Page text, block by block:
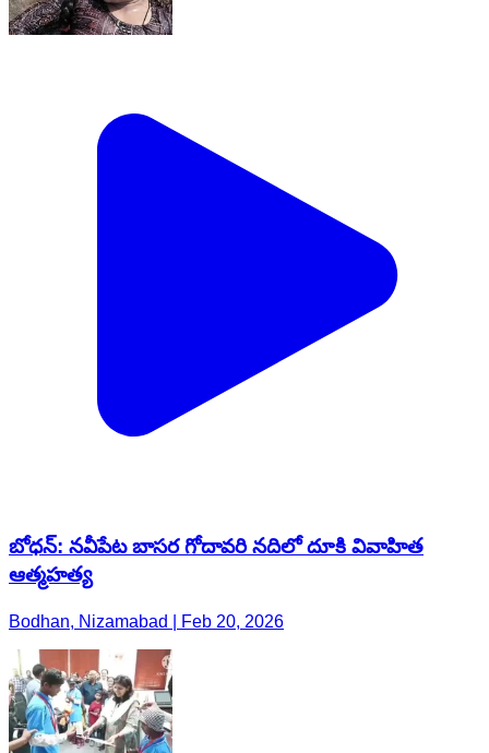
బోధన్: నవీపేట బాసర గోదావరి నదిలో దూకి వివాహిత
ఆత్మహత్య
Bodhan, Nizamabad | Feb 20, 2026